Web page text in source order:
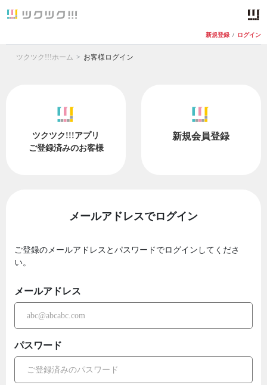
新規登録 / ログイン
ツクツク!!!ホーム お客様ログイン
ツクツク!!!アプリ
ご登録済みのお客様
新規会員登録
メールアドレスでログイン
ご登録のメールアドレスとパスワードでログインしてくださ
い。
メールアドレス
パスワード